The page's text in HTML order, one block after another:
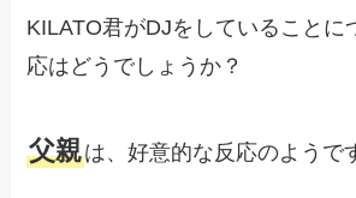
KILATO君がDJをしていることに
応はどうでしょうか？
父親は、好意的な反応のようで